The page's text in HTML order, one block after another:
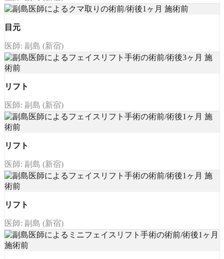
目元
医師: 副島 (新宿)
リフト
医師: 副島 (新宿)
リフト
医師: 副島 (新宿)
リフト
医師: 副島 (新宿)